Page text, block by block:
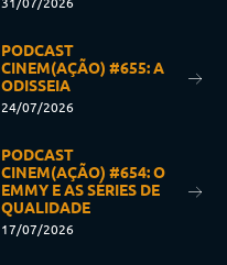
PODCAST
CINEM(AÇÃO) #655: A
ODISSEIA
24/07/2026
PODCAST
CINEM(AÇÃO) #654: O
EMMY E AS SÉRIES DE
QUALIDADE
17/07/2026